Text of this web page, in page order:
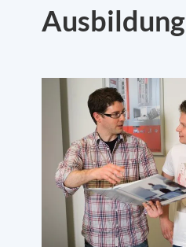
Ausbildung